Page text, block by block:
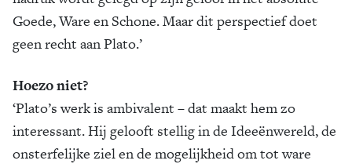
Goede, Ware en Schone. Maar dit perspectief doet
geen recht aan Plato.’
Hoezo niet?
‘Plato’s werk is ambivalent – dat maakt hem zo
interessant. Hij gelooft stellig in de Ideeënwereld, de
onsterfelijke ziel en de mogelijkheid om tot ware